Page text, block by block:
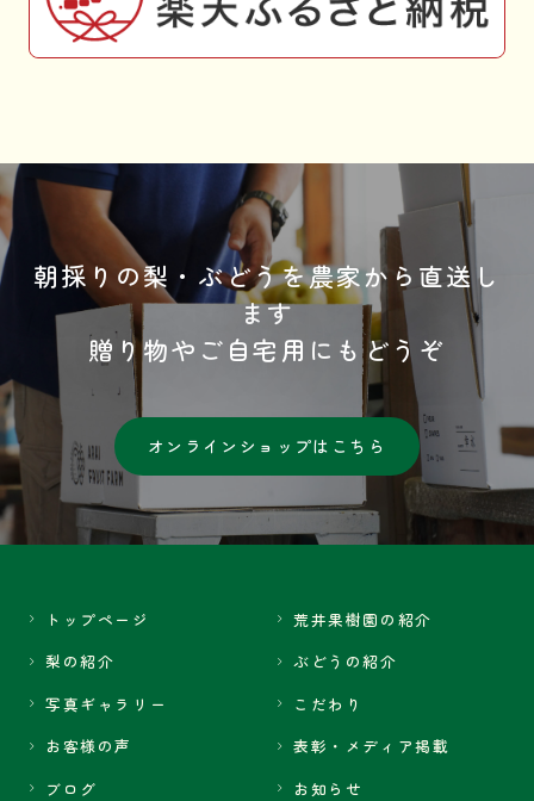
朝採りの梨・ぶどうを農家から直送し
ます
贈り物やご自宅用にもどうぞ
オンラインショップはこちら
トップページ
荒井果樹園の紹介
梨の紹介
ぶどうの紹介
写真ギャラリー
こだわり
お客様の声
表彰・メディア掲載
ブログ
お知らせ